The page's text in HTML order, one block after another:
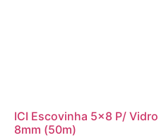
ICI Escovinha 5×8 P/ Vidro
8mm (50m)